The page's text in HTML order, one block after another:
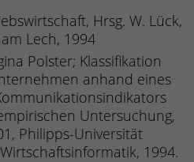
Hrsg. W. Lück,
Lech, 1994
Polster; Klassifikation
anhand eines
Untersuchung,
Philipps-Universität
1994.